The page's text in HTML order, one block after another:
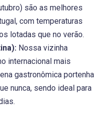
são as melhores
com temperaturas
lotadas que no verão.
Nossa vizinha
internacional mais
gastronômica portenha
nunca, sendo ideal para